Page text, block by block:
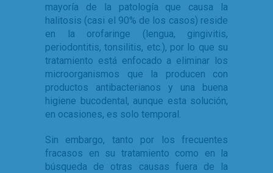
mayoría de la patología que causa la
halitosis (casi el 90% de los casos) reside
en la orofaringe (lengua, gingivitis,
periodontitis, tonsilitis, etc.), por lo que su
tratamiento está enfocado a eliminar los
microorganismos que la producen con
productos antibacterianos y una buena
higiene bucodental, aunque esta solución,
en ocasiones, es solo temporal.
Sin embargo, tanto por los frecuentes
fracasos en su tratamiento como en la
búsqueda de otras causas fuera de la